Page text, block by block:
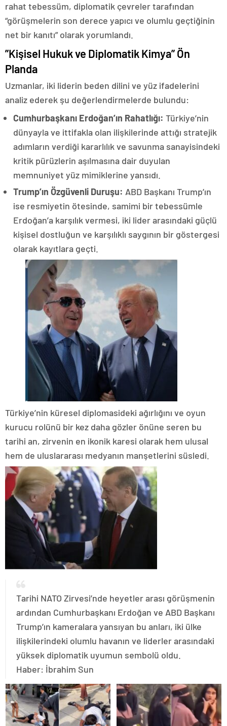
rahat tebessüm, diplomatik çevreler tarafından
“görüşmelerin son derece yapıcı ve olumlu geçtiğinin
net bir kanıtı” olarak yorumlandı.
​”Kişisel Hukuk ve Diplomatik Kimya” Ön
Planda
​Uzmanlar, iki liderin beden dilini ve yüz ifadelerini
analiz ederek şu değerlendirmelerde bulundu:
Cumhurbaşkanı Erdoğan’ın Rahatlığı: Türkiye’nin
dünyayla ve ittifakla olan ilişkilerinde attığı stratejik
adımların verdiği kararlılık ve savunma sanayisindeki
kritik pürüzlerin aşılmasına dair duyulan
memnuniyet yüz mimiklerine yansıdı.
Trump’ın Özgüvenli Duruşu: ABD Başkanı Trump’ın
ise resmiyetin ötesinde, samimi bir tebessümle
Erdoğan’a karşılık vermesi, iki lider arasındaki güçlü
kişisel dostluğun ve karşılıklı saygının bir göstergesi
olarak kayıtlara geçti.
​Türkiye’nin küresel diplomasideki ağırlığını ve oyun
kurucu rolünü bir kez daha gözler önüne seren bu
tarihi an, zirvenin en ikonik karesi olarak hem ulusal
hem de uluslararası medyanın manşetlerini süsledi.
​Tarihi NATO Zirvesi’nde heyetler arası görüşmenin
ardından Cumhurbaşkanı Erdoğan ve ABD Başkanı
Trump’ın kameralara yansıyan bu anları, iki ülke
ilişkilerindeki olumlu havanın ve liderler arasındaki
yüksek diplomatik uyumun sembolü oldu.
Haber: İbrahim Sun